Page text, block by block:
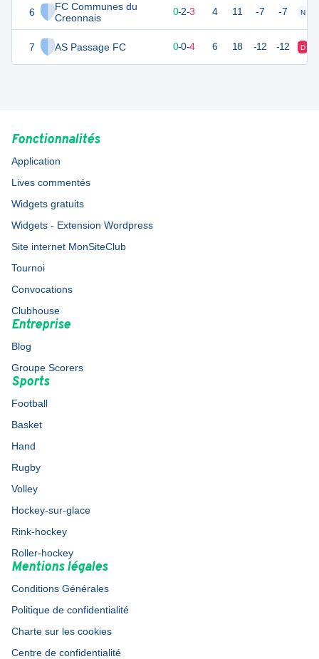
6
FC Communes du
Creonnais
7 AS Passage FC
0 0-2-3 4 11 -7 -7 N
-1 0-0-4 6 18 -12 -12 D
Fonctionnalités
Application
Lives commentés
Widgets gratuits
Widgets - Extension Wordpress
Site internet MonSiteClub
Tournoi
Convocations
Clubhouse
Entreprise
Blog
Groupe Scorers
Sports
Football
Basket
Hand
Rugby
Volley
Hockey-sur-glace
Rink-hockey
Roller-hockey
Mentions légales
Conditions Générales
Politique de confidentialité
Charte sur les cookies
Centre de confidentialité